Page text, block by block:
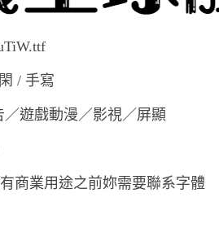
/ 手寫
遊戲動漫／影視／屏顯
商業用途之前妳需要聯系字體